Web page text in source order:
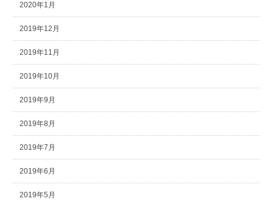
2020年1月
2019年12月
2019年11月
2019年10月
2019年9月
2019年8月
2019年7月
2019年6月
2019年5月